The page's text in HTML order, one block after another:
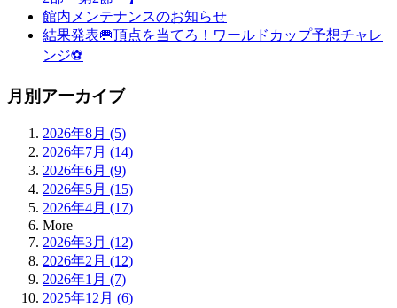
館内メンテナンスのお知らせ
結果発表🥅頂点を当てろ！ワールドカップ予想チャレ
ンジ⚽
月別アーカイブ
2026年8月 (5)
2026年7月 (14)
2026年6月 (9)
2026年5月 (15)
2026年4月 (17)
More
2026年3月 (12)
2026年2月 (12)
2026年1月 (7)
2025年12月 (6)